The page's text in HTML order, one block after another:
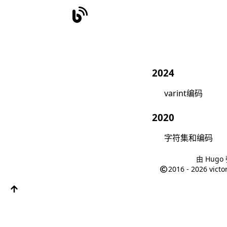
2024
varint编码
2020
字符集和编码
由 Hugo
2016 - 2026